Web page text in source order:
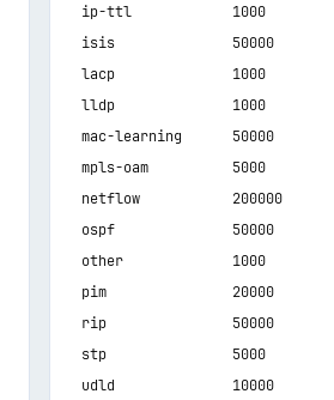
ip-ttl            1000
isis              50000
lacp              1000
lldp              1000
mac-learning      50000
mpls-oam          5000
netflow
ospf              50000
other             1000
pim               20000
rip               50000
stp               5000
udld              10000